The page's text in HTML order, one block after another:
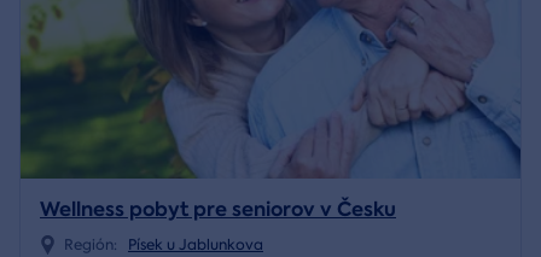
Wellness pobyt pre seniorov v Česku
Región: Písek u Jablunkova